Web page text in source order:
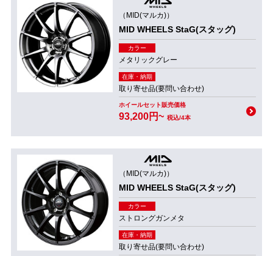
（MID(マルカ)）
MID WHEELS StaG(スタッグ)
カラー
メタリックグレー
在庫・納期
取り寄せ品(要問い合わせ)
ホイールセット販売価格
93,200円~ 税込/4本
（MID(マルカ)）
MID WHEELS StaG(スタッグ)
カラー
ストロングガンメタ
在庫・納期
取り寄せ品(要問い合わせ)